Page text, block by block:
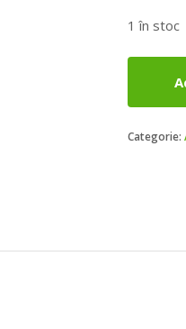
1 în stoc
Categorie: